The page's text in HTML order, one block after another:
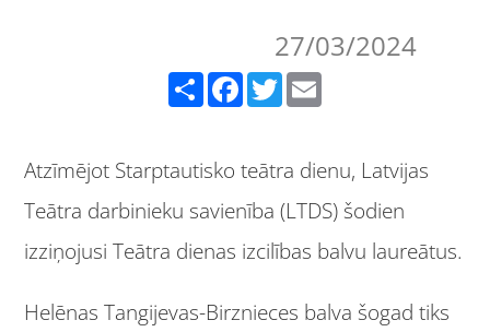
27/03/2024
Facebook Twitter
Atzīmējot Starptautisko teātra dienu, Latvijas
Teātra darbinieku savienība (LTDS) šodien
izziņojusi Teātra dienas izcilības balvu laureātus.
Helēnas Tangijevas-Birznieces balva šogad tiks